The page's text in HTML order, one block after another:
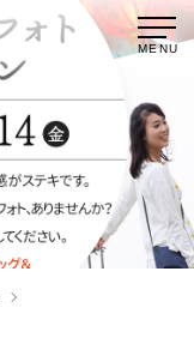
MENU